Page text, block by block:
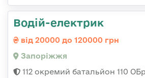
Водій-електрик
від 20000 до 120000 грн
Запоріжжя
112 окремий батальйон 110